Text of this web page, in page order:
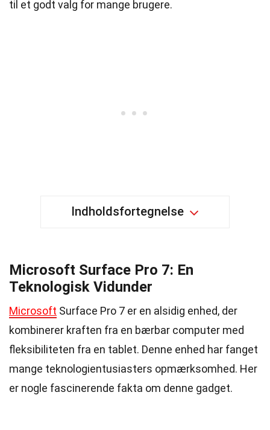
til et godt valg for mange brugere.
Indholdsfortegnelse
Microsoft Surface Pro 7: En
Teknologisk Vidunder
Microsoft Surface Pro 7 er en alsidig enhed, der
kombinerer kraften fra en bærbar computer med
fleksibiliteten fra en tablet. Denne enhed har fanget
mange teknologientusiasters opmærksomhed. Her
er nogle fascinerende fakta om denne gadget.